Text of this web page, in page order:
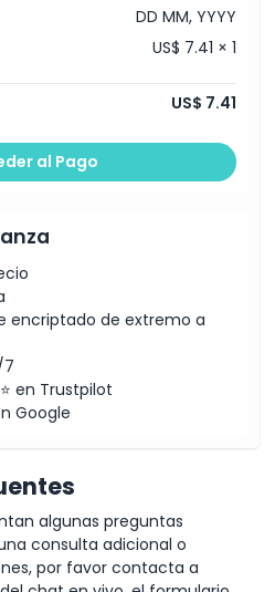
DD MM, YYYY
US$ 7.41 × 1
US$ 7.41
al Pago
encriptado de extremo a
en Trustpilot
Google
algunas preguntas
consulta adicional o
por favor contacta a